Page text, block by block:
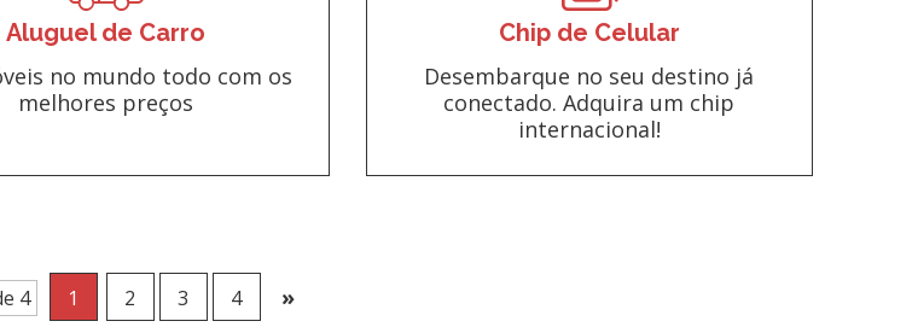
Aluguel de Carro
no mundo todo com os
melhores preços
Chip de Celular
Desembarque no seu destino já
conectado. Adquira um chip
internacional!
4 1 2 3 4 »